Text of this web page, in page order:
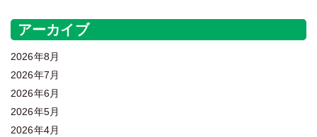
アーカイブ
2026年8月
2026年7月
2026年6月
2026年5月
2026年4月